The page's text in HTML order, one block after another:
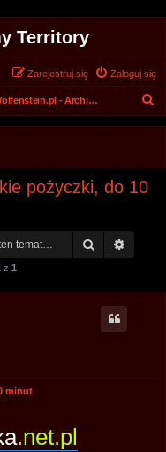
Territory
Zaloguj się
Zarejestruj się
Wolfenstein.pl - Archiwum
pożyczki, do 10
Szukaj
z 1
minut
.net.pl